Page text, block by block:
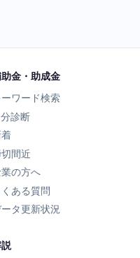
金・助成金
ーワード検索
診断
間近
の方へ
くある質問
タ更新状況